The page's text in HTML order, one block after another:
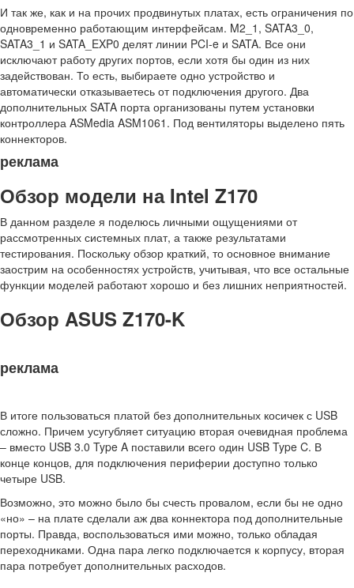
И так же, как и на прочих продвинутых платах, есть ограничения по
одновременно работающим интерфейсам. M2_1, SATA3_0,
SATA3_1 и SATA_EXP0 делят линии PCI-e и SATA. Все они
исключают работу других портов, если хотя бы один из них
задействован. То есть, выбираете одно устройство и
автоматически отказываетесь от подключения другого. Два
дополнительных SATA порта организованы путем установки
контроллера ASMedia ASM1061. Под вентиляторы выделено пять
коннекторов.
реклама
Обзор модели на Intel Z170
В данном разделе я поделюсь личными ощущениями от
рассмотренных системных плат, а также результатами
тестирования. Поскольку обзор краткий, то основное внимание
заострим на особенностях устройств, учитывая, что все остальные
функции моделей работают хорошо и без лишних неприятностей.
Обзор ASUS Z170-K
реклама
В итоге пользоваться платой без дополнительных косичек с USB
сложно. Причем усугубляет ситуацию вторая очевидная проблема
– вместо USB 3.0 Type A поставили всего один USB Type C. В
конце концов, для подключения периферии доступно только
четыре USB.
Возможно, это можно было бы счесть провалом, если бы не одно
«но» – на плате сделали аж два коннектора под дополнительные
порты. Правда, воспользоваться ими можно, только обладая
переходниками. Одна пара легко подключается к корпусу, вторая
пара потребует дополнительных расходов.